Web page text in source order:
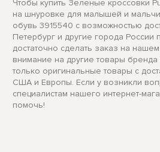
Чтобы купить Зеленые кроссовки
на шнуровке для малышей и
обувь 3915540 с возможностью
Петербург и другие города России
достаточно сделать заказ на
внимание на другие товары
только оригинальные товары с
США и Европы. Если у возникли
специалистам нашего интернет-
помочь!